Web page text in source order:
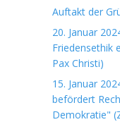
Auftakt der
20. Januar
Friedensethik
Pax Christi)
15. Januar
befördert
Demokratie"